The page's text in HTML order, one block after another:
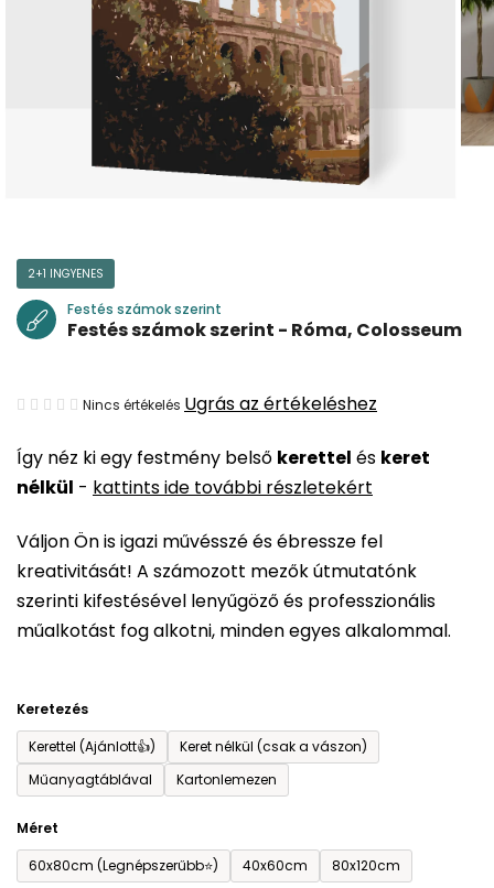
Így néz ki egy festmény belső kerettel és keret
nélkül - kattints ide további részletekért
Váljon Ön is igazi művésszé és ébressze fel
kreativitását! A számozott mezők útmutatónk
szerinti kifestésével lenyűgöző és professzionális
műalkotást fog alkotni, minden egyes alkalommal.
Keretezés
Kerettel (Ajánlott👍)
Keret nélkül (csak a vászon)
Műanyagtáblával
Kartonlemezen
Méret
60x80cm (Legnépszerűbb⭐)
40x60cm 80x120cm
2+1 INGYENES
Festés számok szerint
Festés számok szerint - Róma, Colosseum
A
átlagos
értékelése
ből
0,0
csillag.
Nincs értékelés Ugrás az értékeléshez